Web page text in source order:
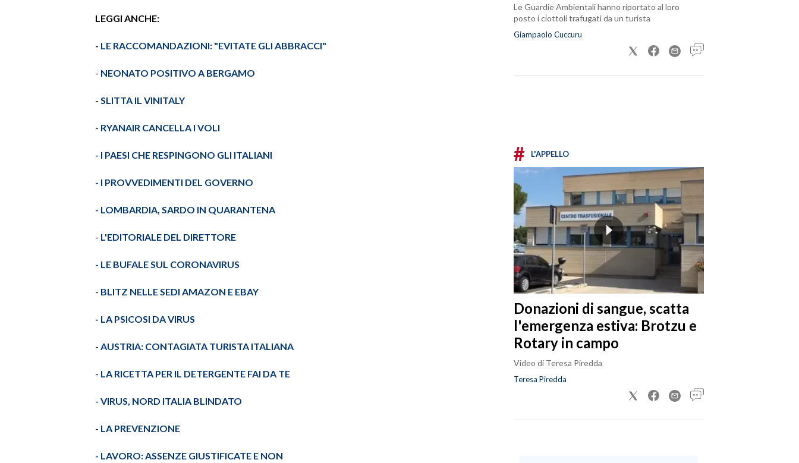
LEGGI ANCHE:
- LE RACCOMANDAZIONI: "EVITATE GLI ABBRACCI"
- NEONATO POSITIVO A BERGAMO
- SLITTA IL VINITALY
- RYANAIR CANCELLA I VOLI
- I PAESI CHE RESPINGONO GLI ITALIANI
- I PROVVEDIMENTI DEL GOVERNO
- LOMBARDIA, SARDO IN QUARANTENA
- L'EDITORIALE DEL DIRETTORE
- LE BUFALE SUL CORONAVIRUS
- BLITZ NELLE SEDI AMAZON E EBAY
- LA PSICOSI DA VIRUS
- AUSTRIA: CONTAGIATA TURISTA ITALIANA
- LA RICETTA PER IL DETERGENTE FAI DA TE
- VIRUS, NORD ITALIA BLINDATO
- LA PREVENZIONE
- LAVORO: ASSENZE GIUSTIFICATE E NON
Le Guardie Ambientali hanno riportato al loro
posto i ciottoli trafugati da un turista
Giampaolo Cuccuru
# L'APPELLO
Donazioni di sangue, scatta
l'emergenza estiva: Brotzu e
Rotary in campo
Video di Teresa Piredda
Teresa Piredda